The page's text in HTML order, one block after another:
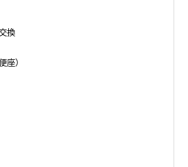
換
座）